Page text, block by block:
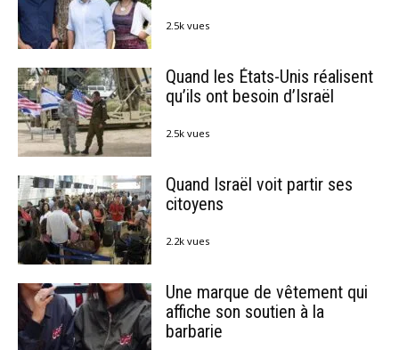
2.5k vues
Quand les États-Unis réalisent
qu’ils ont besoin d’Israël
2.5k vues
Quand Israël voit partir ses
citoyens
2.2k vues
Une marque de vêtement qui
affiche son soutien à la
barbarie